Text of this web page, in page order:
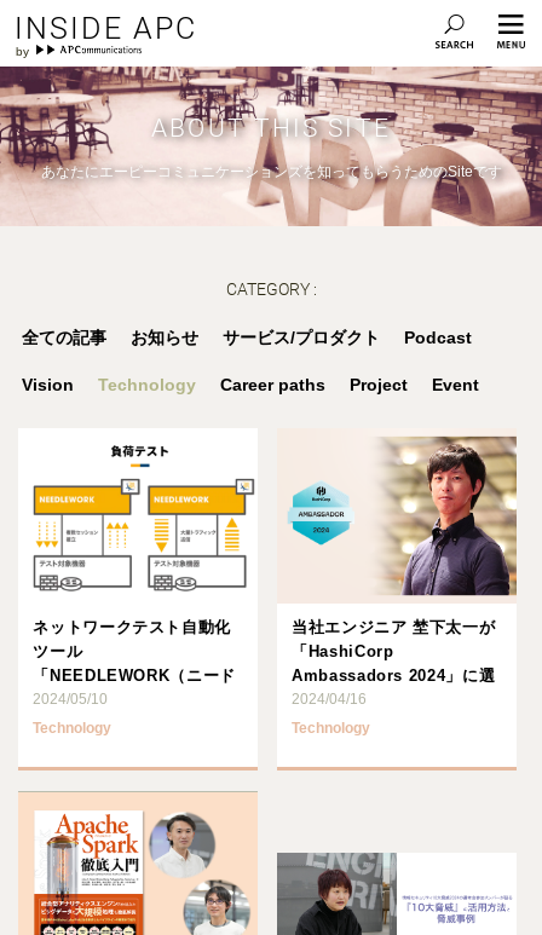
INSIDE APC
ABOUT THIS SITE
あなたにエーピーコミュニケーションズを知ってもらうためのSiteです
CATEGORY :
全ての記事 お知らせ サービス/プロダクト Podcast
Vision Technology Career paths Project Event
ネットワークテスト自動化
ツール
「NEEDLEWORK（ニード
ルワーク）」の Windows
アプリケ･･･
2024/05/10
Technology
当社エンジニア 埜下太一が
「HashiCorp
Ambassadors 2024」に選
出！
2024/04/16
Technology